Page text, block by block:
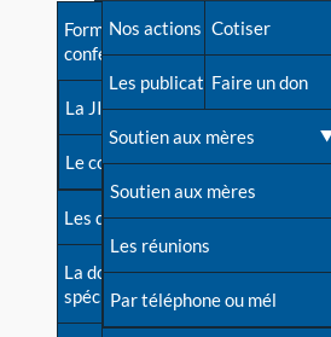
Avant la naissance
Les débuts
Une difficulté d'allaitement ?
Cas particuliers
Mythes et vérités
Devenir animatrice ?
Formations et
conférences
La JIA
Le congrès
Les dossiers de l'allaitement
La documentation
spécialisée
Besoin d'aide?
Répertoire de tous les
contacts
Contact presse
Dossier de presse
Soutenir LLL
Livre d'or
Nos actions
Les publications
Soutien aux mères
Soutien aux mères
Les réunions
Par téléphone ou mél
Cotiser
Faire un don